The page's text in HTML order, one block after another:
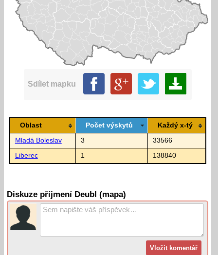
Sdílet mapku
Oblast Počet výskytů Každý x-tý
Mladá Boleslav 3 33566
Liberec 1 138840
Diskuze příjmení Deubl (mapa)